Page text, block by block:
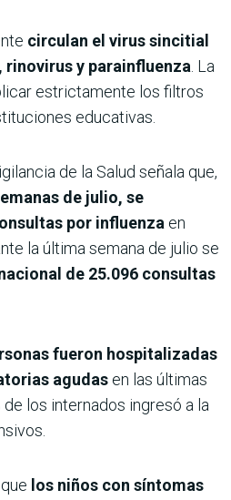
circulan el virus sincitial
y parainfluenza. La
estrictamente los filtros
educativas.
de la Salud señala que,
de julio, se
por influenza en
la última semana de julio se
de 25.096 consultas
fueron hospitalizadas
agudas en las últimas
de los internados ingresó a la
los niños con síntomas